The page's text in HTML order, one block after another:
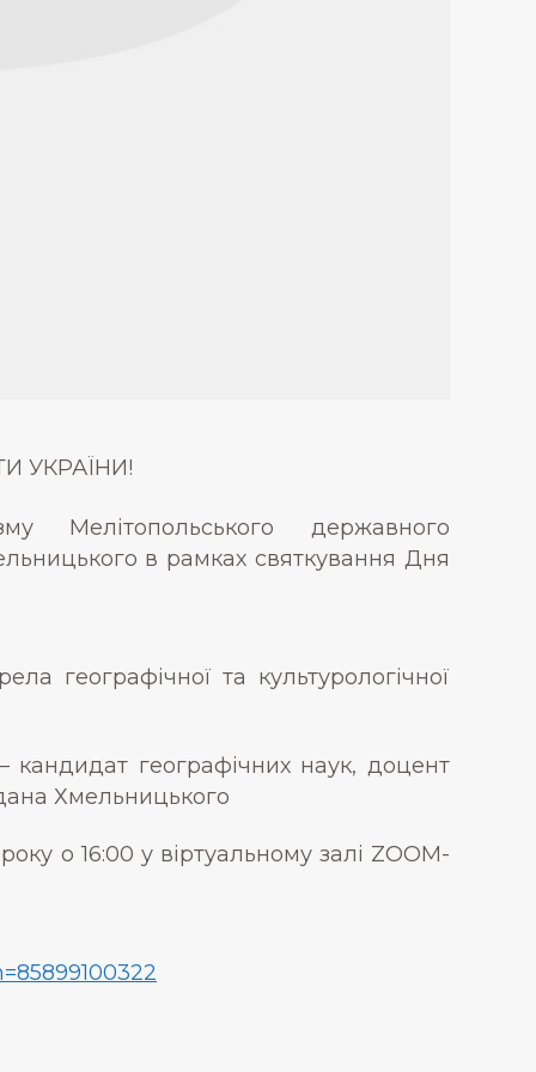
УКРАЇНИ!
Мелітопольського державного
в рамках святкування Дня
географічної та культурологічної
географічних наук, доцент
Хмельницького
о 16:00 у віртуальному залі ZOOM-